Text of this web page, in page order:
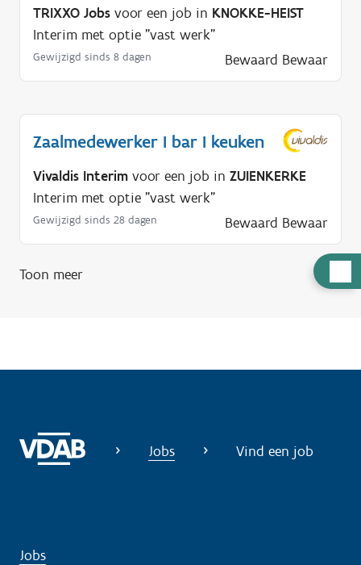
u
TRIXXO Jobs voor een job in KNOKKE-HEIST
Interim met optie "vast werk"
Gewijzigd sinds 8 dagen Bewaard Bewaar
Zaalmedewerker I bar I keuken
Vivaldis Interim voor een job in ZUIENKERKE
Interim met optie "vast werk"
Gewijzigd sinds 28 dagen Bewaard Bewaar
Toon meer
Jobs Vind een job
Jobs